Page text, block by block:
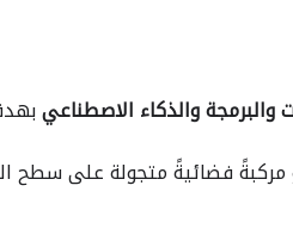
والبرمجة والذكاء الاصطناعي
مركبةً فضائيةً متجولة على سطح